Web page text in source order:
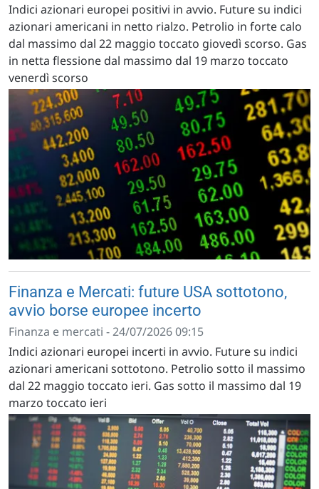
Indici azionari europei positivi in avvio. Future su indici
azionari americani in netto rialzo. Petrolio in forte calo
dal massimo dal 22 maggio toccato giovedì scorso. Gas
in netta flessione dal massimo dal 19 marzo toccato
venerdì scorso
Finanza e Mercati: future USA sottotono,
avvio borse europee incerto
Finanza e mercati - 24/07/2026 09:15
Indici azionari europei incerti in avvio. Future su indici
azionari americani sottotono. Petrolio sotto il massimo
dal 22 maggio toccato ieri. Gas sotto il massimo dal 19
marzo toccato ieri